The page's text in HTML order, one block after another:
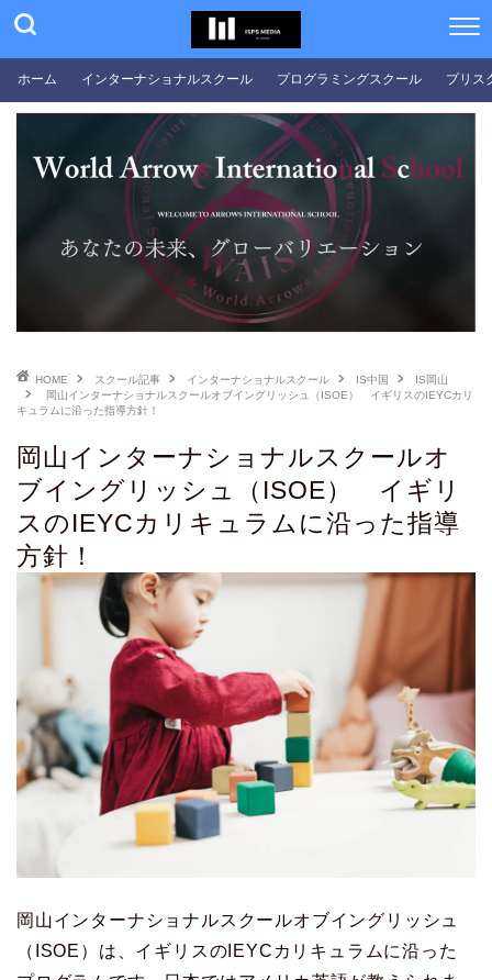
ホーム インターナショナルスクール プログラミングスクール プリス
HOME スクール記事 インターナショナルスクール IS中国
IS岡山
岡山インターナショナルスクールオブイングリッシュ（ISOE） イギリスのIEYCカリ
キュラムに沿った指導方針！
岡山インターナショナルスクールオ
ブイングリッシュ（ISOE） イギリ
スのIEYCカリキュラムに沿った指導
方針！
岡山インターナショナルスクールオブイングリッシュ
（ISOE）は、イギリスのIEYCカリキュラムに沿った